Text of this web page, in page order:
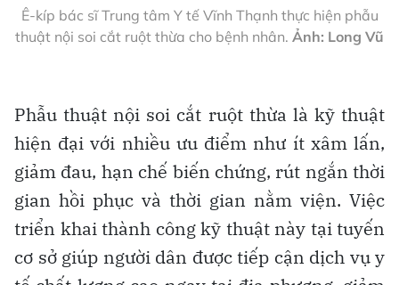
Ê-kíp bác sĩ Trung tâm Y tế Vĩnh Thạnh thực hiện phẫu
thuật nội soi cắt ruột thừa cho bệnh nhân. Ảnh: Long Vũ
Phẫu thuật nội soi cắt ruột thừa là kỹ thuật
hiện đại với nhiều ưu điểm như ít xâm lấn,
giảm đau, hạn chế biến chứng, rút ngắn thời
gian hồi phục và thời gian nằm viện. Việc
triển khai thành công kỹ thuật này tại tuyến
cơ sở giúp người dân được tiếp cận dịch vụ y